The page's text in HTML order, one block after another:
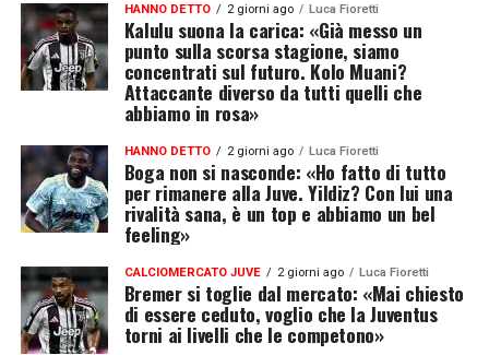
HANNO DETTO 2 giorni ago Luca Fioretti
Kalulu suona la carica: «Già messo un
punto sulla scorsa stagione, siamo
concentrati sul futuro. Kolo Muani?
Attaccante diverso da tutti quelli che
abbiamo in rosa»
HANNO DETTO 2 giorni ago Luca Fioretti
Boga non si nasconde: «Ho fatto di tutto
per rimanere alla Juve. Yildiz? Con lui una
rivalità sana, è un top e abbiamo un bel
feeling»
CALCIOMERCATO JUVE 2 giorni ago Luca Fioretti
Bremer si toglie dal mercato: «Mai chiesto
di essere ceduto, voglio che la Juventus
torni ai livelli che le competono»